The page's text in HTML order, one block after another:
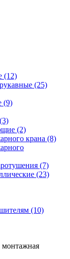
(12)
(25)
(9)
(3)
(2)
крана (8)
(7)
(23)
(10)